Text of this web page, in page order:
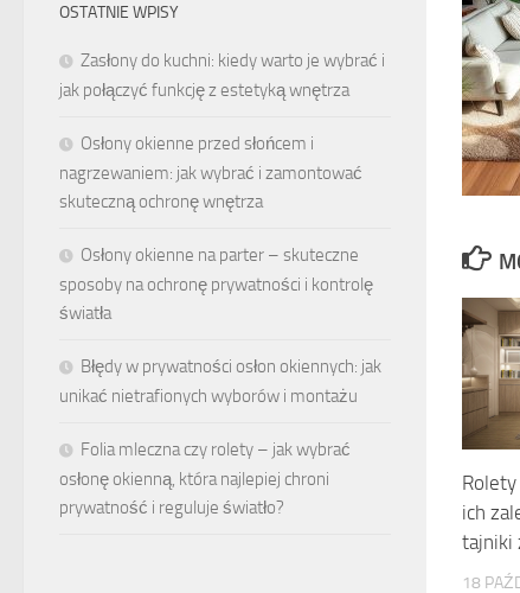
ich
tajniki
18
OSTATNIE WPISY
Zasłony do kuchni: kiedy warto je wybrać i
jak połączyć funkcję z estetyką wnętrza
Osłony okienne przed słońcem i
nagrzewaniem: jak wybrać i zamontować
skuteczną ochronę wnętrza
Osłony okienne na parter – skuteczne
sposoby na ochronę prywatności i kontrolę
światła
Błędy w prywatności osłon okiennych: jak
unikać nietrafionych wyborów i montażu
Folia mleczna czy rolety – jak wybrać
osłonę okienną, która najlepiej chroni
prywatność i reguluje światło?